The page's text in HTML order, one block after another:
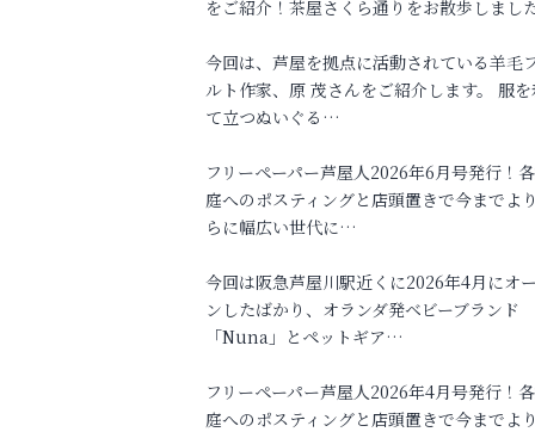
をご紹介！茶屋さくら通りをお散歩しまし
今回は、芦屋を拠点に活動されている羊毛
ルト作家、原 茂さんをご紹介します。 服を
て立つぬいぐる…
フリーペーパー芦屋人2026年6月号発行！
庭へのポスティングと店頭置きで今までよ
らに幅広い世代に…
今回は阪急芦屋川駅近くに2026年4月にオ
ンしたばかり、オランダ発ベビーブランド
「Nuna」とペットギア…
フリーペーパー芦屋人2026年4月号発行！
庭へのポスティングと店頭置きで今までよ